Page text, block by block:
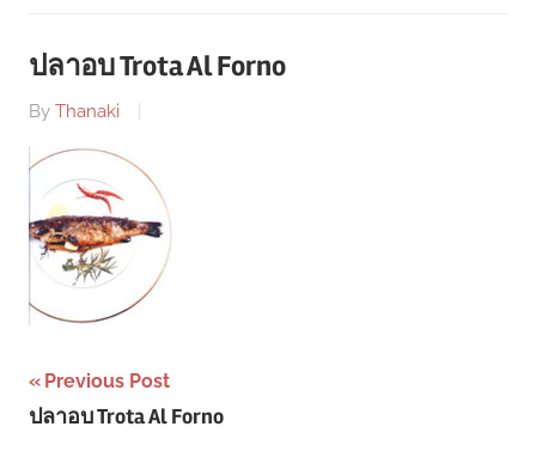
ปลาอบ Trota Al Forno
By Thanaki
Post
navigation
Previous Post
ปลาอบ Trota Al Forno